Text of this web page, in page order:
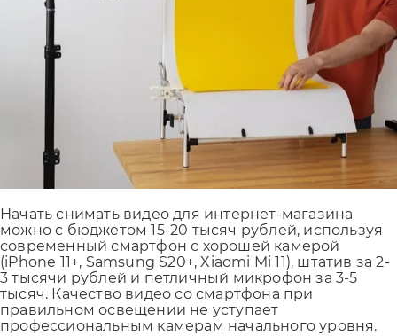
Начать снимать видео для интернет-магазина
можно с бюджетом 15-20 тысяч рублей, используя
современный смартфон с хорошей камерой
(iPhone 11+, Samsung S20+, Xiaomi Mi 11), штатив за 2-
3 тысячи рублей и петличный микрофон за 3-5
тысяч. Качество видео со смартфона при
правильном освещении не уступает
профессиональным камерам начального уровня.